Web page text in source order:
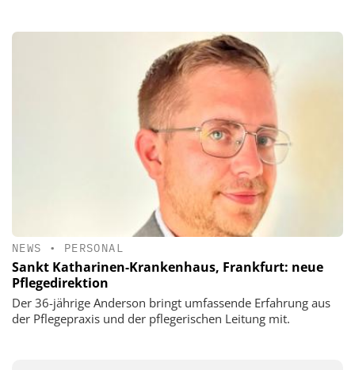
NEWS • PERSONAL
Sankt Katharinen-Krankenhaus, Frankfurt: neue
Pflegedirektion
Der 36-jährige Anderson bringt umfassende Erfahrung aus
der Pflegepraxis und der pflegerischen Leitung mit.